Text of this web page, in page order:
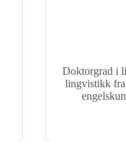
Doktorgrad i
lingvistikk